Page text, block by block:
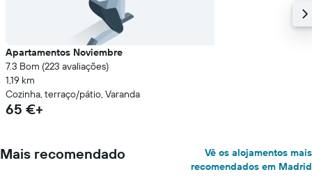
Apartamentos Noviembre
7.3 Bom (223 avaliações)
1,19 km
Cozinha, terraço/pátio, Varanda
65 €+
Mais recomendado
Vê os alojamentos mais
recomendados em Madrid